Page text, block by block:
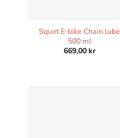
Squirt E-bike Chain lube
500 ml
669,00kr